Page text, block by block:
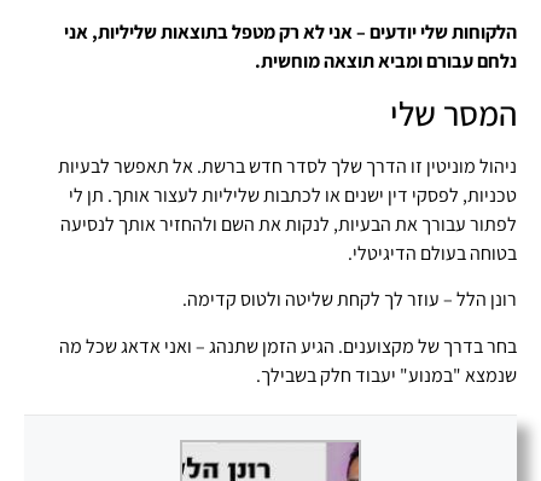
הלקוחות שלי יודעים – אני לא רק מטפל בתוצאות שליליות, אני
נלחם עבורם ומביא תוצאה מוחשית.
המסר שלי
ניהול מוניטין זו הדרך שלך לסדר חדש ברשת. אל תאפשר לבעיות
טכניות, לפסקי דין ישנים או לכתבות שליליות לעצור אותך. תן לי
לפתור עבורך את הבעיות, לנקות את השם ולהחזיר אותך לנסיעה
בטוחה בעולם הדיגיטלי.
רונן הלל – עוזר לך לקחת שליטה ולטוס קדימה.
בחר בדרך של מקצוענים. הגיע הזמן שתנהג – ואני אדאג שכל מה
שנמצא "במנוע" יעבוד חלק בשבילך.